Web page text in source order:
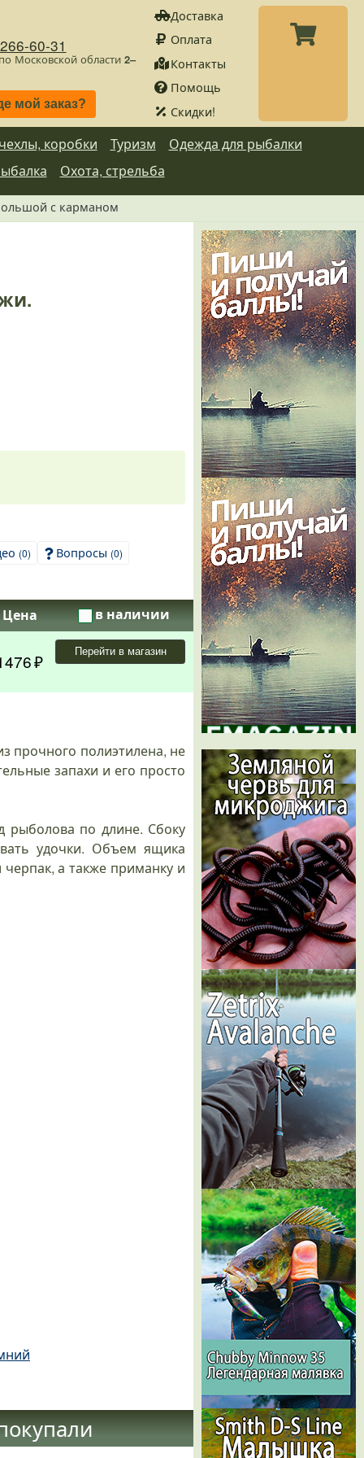
Доставка
Оплата
Контакты
Помощь
Скидки!
60-31
Московской области 2–
мой заказ?
коробки Туризм
Одежда для рыбалки
Охота, стрельба
с карманом
(0) Вопросы (0)
Цена в наличии
Перейти в магазин
прочного полиэтилена, не
запахи и его просто
рыболова по длине. Сбоку
удочки. Объем ящика
а также приманку и